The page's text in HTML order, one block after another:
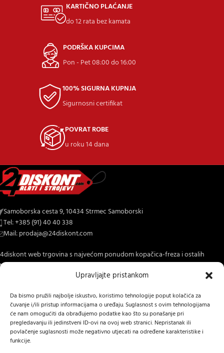
Upravljajte pristankom
Da bismo pružili najbolje iskustvo, koristimo tehnologije poput kolačića za
čuvanje i/ili pristup informacijama o uređaju. Suglasnost s ovim tehnologijama
će nam omogućiti da obrađujemo podatke kao što su ponašanje pri
pregledavanju ili jedinstveni ID-ovi na ovoj web stranici. Nepristanak ili
povlačenje suglasnosti može negativno utjecati na određene karakteristike i
funkcije.
KARTIČNO PLAĆANJE
do 12 rata bez kamata
PODRŠKA KUPCIMA
Pon - Pet 08:00 do 16:00
100% SIGURNA KUPNJA
Sigurnosni certifikat
POVRAT ROBE
u roku 14 dana
Samoborska cesta 9, 10434 Strmec Samoborski
Tel: +385 (91) 40 40 338
Mail: prodaja@24diskont.com
web trgovina s najvećom ponudom kopačica-freza i ostalih
za dom i vrt.
INFORMACIJE O KUPNJI
OSTALE INFORMACIJE